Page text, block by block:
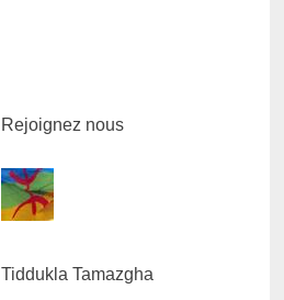
Rejoignez nous
Tiddukla Tamazgha